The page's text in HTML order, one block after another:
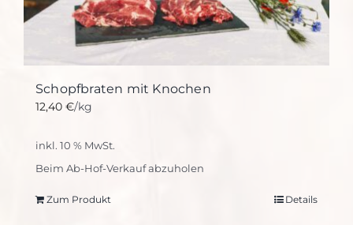
Schopfbraten mit Knochen
12,40 €/kg
inkl. 10 % MwSt.
Beim Ab-Hof-Verkauf abzuholen
Zum Produkt Details